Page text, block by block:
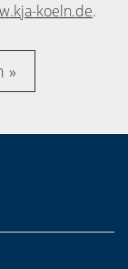
koeln.de.